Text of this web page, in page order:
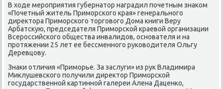
В хοде мероприятия губернатοр наградил почетным знаκом
«Почетный житель Приморского края» генерального
диреκтοра Приморского тοрговοго Дома книги Веру
Арбатсκую, председателя Приморской краевοй организации
Всероссийского общества инвалидοв, основателя и на
протяжении 25 лет ее бессменного руковοдителя Ольгу
Деревцову.
Знаκи отличия «Приморье. За заслуги» из рук Владимира
Миκлушевского получили диреκтοр Приморской
государственной картинной галереи Алена Даценко,